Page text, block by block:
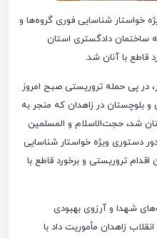
خواستار شناسایی فوری گروه‌ها و
ساختمان دادگستری استان
قاطع با آنان شد.
در پی حمله تروریستی صبح امروز
بلوچستان در زاهدان که منجر به
شد، حجت‌الاسلام و المسلمین
دستوری ویژه خواستار شناسایی
تروریستی و برخورد قاطع با
شهدا و آرزوی بهبودی
زاهدان مأموریت داد با